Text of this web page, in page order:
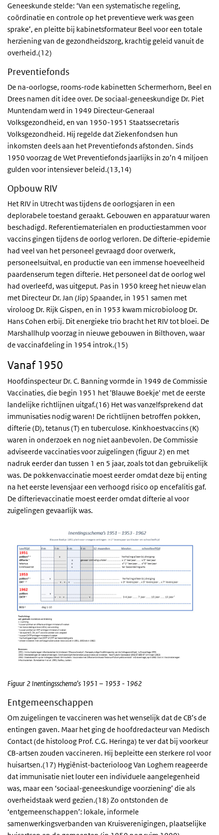
Geneeskunde stelde: ‘Van een systematische regeling,
coördinatie en controle op het preventieve werk was geen
sprake’, en pleitte bij kabinetsformateur Beel voor een totale
herziening van de gezondheidszorg, krachtig geleid vanuit de
overheid.(12)
Preventiefonds
De na-oorlogse, rooms-rode kabinetten Schermerhorn, Beel en
Drees namen dit idee over. De sociaal-geneeskundige Dr. Piet
Muntendam werd in 1949 Directeur-Generaal
Volksgezondheid, en van 1950-1951 Staatssecretaris
Volksgezondheid. Hij regelde dat Ziekenfondsen hun
inkomsten deels aan het Preventiefonds afstonden. Sinds
1950 voorzag de Wet Preventiefonds jaarlijks in zo’n 4 miljoen
gulden voor intensiever beleid.(13,14)
Opbouw RIV
Het RIV in Utrecht was tijdens de oorlogsjaren in een
deplorabele toestand geraakt. Gebouwen en apparatuur waren
beschadigd. Referentiematerialen en productiestammen voor
vaccins gingen tijdens de oorlog verloren. De difterie-epidemie
had veel van het personeel gevraagd door overwerk,
personeelsuitval, en productie van een immense hoeveelheid
paardenserum tegen difterie. Het personeel dat de oorlog wel
had overleefd, was uitgeput. Pas in 1950 kreeg het nieuw elan
met Directeur Dr. Jan (Jip) Spaander, in 1951 samen met
viroloog Dr. Rijk Gispen, en in 1953 kwam microbioloog Dr.
Hans Cohen erbij. Dit energieke trio bracht het RIV tot bloei. De
Marshallhulp voorzag in nieuwe gebouwen in Bilthoven, waar
de vaccinafdeling in 1954 introk.(15)
Vanaf 1950
Hoofdinspecteur Dr. C. Banning vormde in 1949 de Commissie
Vaccinaties, die begin 1951 het 'Blauwe Boekje' met de eerste
landelijke richtlijnen uitgaf.(16) Het was vanzelfsprekend dat
immunisaties nodig waren! De richtlijnen betroffen pokken,
difterie (D), tetanus (T) en tuberculose. Kinkhoestvaccins (K)
waren in onderzoek en nog niet aanbevolen. De Commissie
adviseerde vaccinaties voor zuigelingen (figuur 2) en met
nadruk eerder dan tussen 1 en 5 jaar, zoals tot dan gebruikelijk
was. De pokkenvaccinatie moest eerder omdat deze bij enting
na het eerste levensjaar een verhoogd risico op encefalitis gaf.
De difterievaccinatie moest eerder omdat difterie al voor
zuigelingen gevaarlijk was.
Figuur 2 Inentingsschema’s 1951 – 1953 - 1962
Entgemeenschappen
Om zuigelingen te vaccineren was het wenselijk dat de CB’s de
entingen gaven. Maar het ging de hoofdredacteur van Medisch
Contact (de histoloog Prof. C.G. Heringa) te ver dat bij voorkeur
CB-artsen zouden vaccineren. Hij bepleitte een sterkere rol voor
huisartsen.(17) Hygiënist-bacterioloog Van Loghem reageerde
dat immunisatie niet louter een individuele aangelegenheid
was, maar een ‘sociaal-geneeskundige voorziening’ die als
overheidstaak werd gezien.(18) Zo ontstonden de
‘entgemeenschappen’: lokale, informele
samenwerkingsverbanden van Kruisverenigingen, plaatselijke